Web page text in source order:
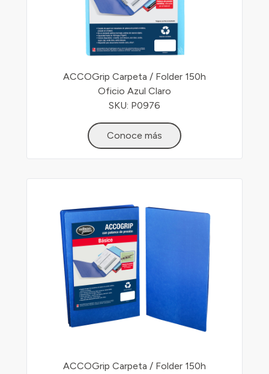
ACCOGrip Carpeta / Folder 150h
Oficio Azul Claro
SKU: P0976
Conoce más
ACCOGrip Carpeta / Folder 150h